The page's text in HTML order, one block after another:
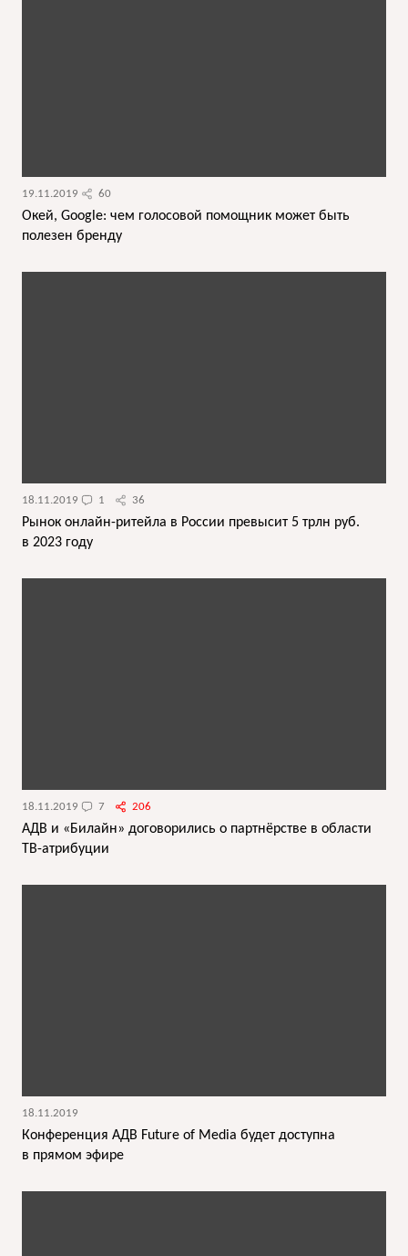
19.11.2019 60
Окей, Google: чем голосовой помощник может быть
полезен бренду
18.11.2019 1 36
Рынок онлайн-ритейла в России превысит 5 трлн руб.
в 2023 году
18.11.2019 7 206
АДВ и «Билайн» договорились о партнёрстве в области
ТВ-атрибуции
18.11.2019
Конференция АДВ Future of Media будет доступна
в прямом эфире